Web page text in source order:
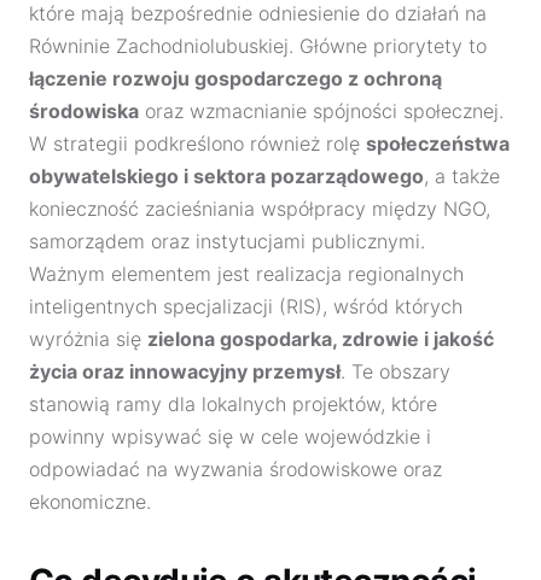
które mają bezpośrednie odniesienie do działań na
Równinie Zachodniolubuskiej. Główne priorytety to
łączenie rozwoju gospodarczego z ochroną
środowiska oraz wzmacnianie spójności społecznej.
W strategii podkreślono również rolę społeczeństwa
obywatelskiego i sektora pozarządowego, a także
konieczność zacieśniania współpracy między NGO,
samorządem oraz instytucjami publicznymi.
Ważnym elementem jest realizacja regionalnych
inteligentnych specjalizacji (RIS), wśród których
wyróżnia się zielona gospodarka, zdrowie i jakość
życia oraz innowacyjny przemysł. Te obszary
stanowią ramy dla lokalnych projektów, które
powinny wpisywać się w cele wojewódzkie i
odpowiadać na wyzwania środowiskowe oraz
ekonomiczne.